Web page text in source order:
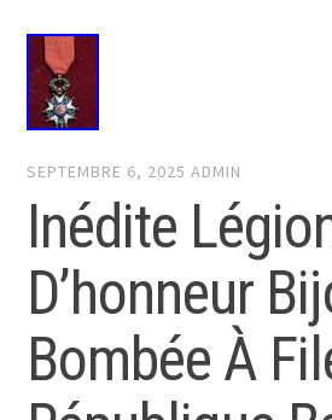
SEPTEMBRE 6, 2025 ADMIN
Inédite
D’honneur
Bombée À